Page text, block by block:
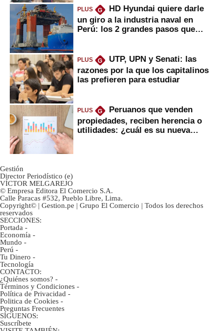
PLUS G
HD Hyundai quiere darle
un giro a la industria naval en
Perú: los 2 grandes pasos que
PLUS G
UTP, UPN y Senati: las
razones por la que los capitalinos
las prefieren para estudiar
PLUS G
Peruanos que venden
propiedades, reciben herencia o
utilidades: ¿cuál es su nueva
Gestión
Director Periodístico (e)
VÍCTOR MELGAREJO
© Empresa Editora El Comercio S.A.
Calle Paracas #532, Pueblo Libre, Lima.
Copyright© | Gestion.pe | Grupo El Comercio | Todos los derechos
reservados
SECCIONES:
Portada -
Economía -
Mundo -
Perú -
Tu Dinero -
Tecnología
CONTACTO:
¿Quiénes somos? -
Términos y Condiciones -
Política de Privacidad -
Politica de Cookies -
Preguntas Frecuentes
SÍGUENOS:
Suscríbete